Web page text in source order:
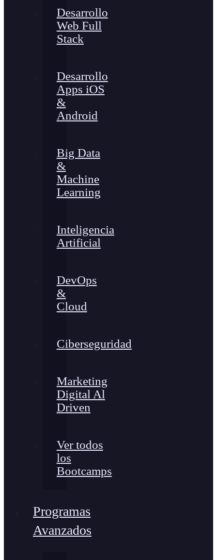
Desarrollo
Web Full
Stack
Desarrollo
Apps iOS
&
Android
Big Data
&
Machine
Learning
Inteligencia
Artificial
DevOps
&
Cloud
Ciberseguridad
Marketing
Digital Al
Driven
Ver todos
los
Bootcamps
Programas
Avanzados